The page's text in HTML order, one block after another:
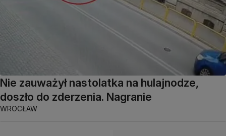
Nie zauważył nastolatka na hulajnodze,
doszło do zderzenia. Nagranie
WROCŁAW